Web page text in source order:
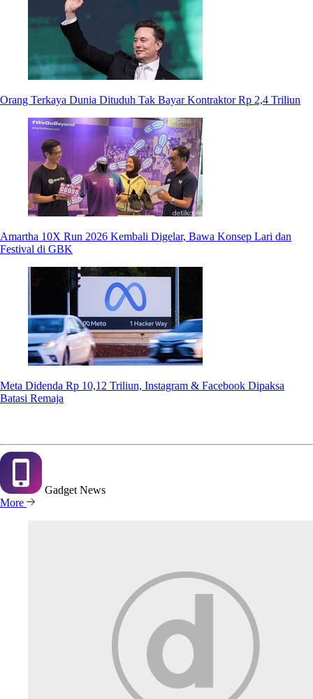
Orang Terkaya Dunia Dituduh Tak Bayar Kontraktor Rp 2,4 Triliun
Amartha 10X Run 2026 Kembali Digelar, Bawa Konsep Lari dan
Festival di GBK
Meta Didenda Rp 10,12 Triliun, Instagram & Facebook Dipaksa
Batasi Remaja
GadgetNews
More